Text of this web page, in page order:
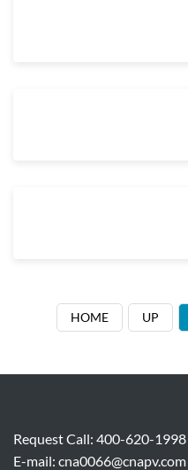
HOME UP
Request Call: 400-620-1998
E-mail: cna0066@cnapv.com